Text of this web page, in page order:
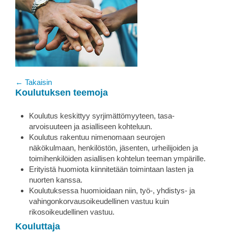
← Takaisin
Koulutuksen teemoja
Koulutus keskittyy syrjimättömyyteen, tasa-
arvoisuuteen ja asialliseen kohteluun.
Koulutus rakentuu nimenomaan seurojen
näkökulmaan, henkilöstön, jäsenten, urheilijoiden ja
toimihenkilöiden asiallisen kohtelun teeman ympärille.
Erityistä huomiota kiinnitetään toimintaan lasten ja
nuorten kanssa.
​Koulutuksessa huomioidaan niin, työ-, yhdistys- ja
vahingonkorvausoikeudellinen vastuu kuin
rikosoikeudellinen vastuu.
Kouluttaja